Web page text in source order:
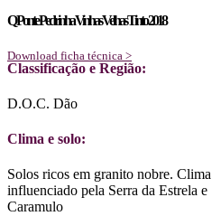
Q Ponte Pedrinha Vinhas Velhas Tinto 2018
Download ficha técnica >
Classificação e Região:
D.O.C. Dão
Clima e solo:
Solos ricos em granito nobre. Clima
influenciado pela Serra da Estrela e
Caramulo